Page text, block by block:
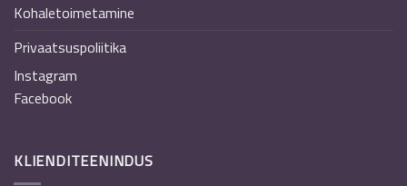
Kohaletoimetamine
Privaatsuspoliitika
Instagram
Facebook
KLIENDITEENINDUS